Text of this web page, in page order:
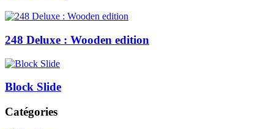
248 Deluxe : Wooden edition
Block Slide
Catégories